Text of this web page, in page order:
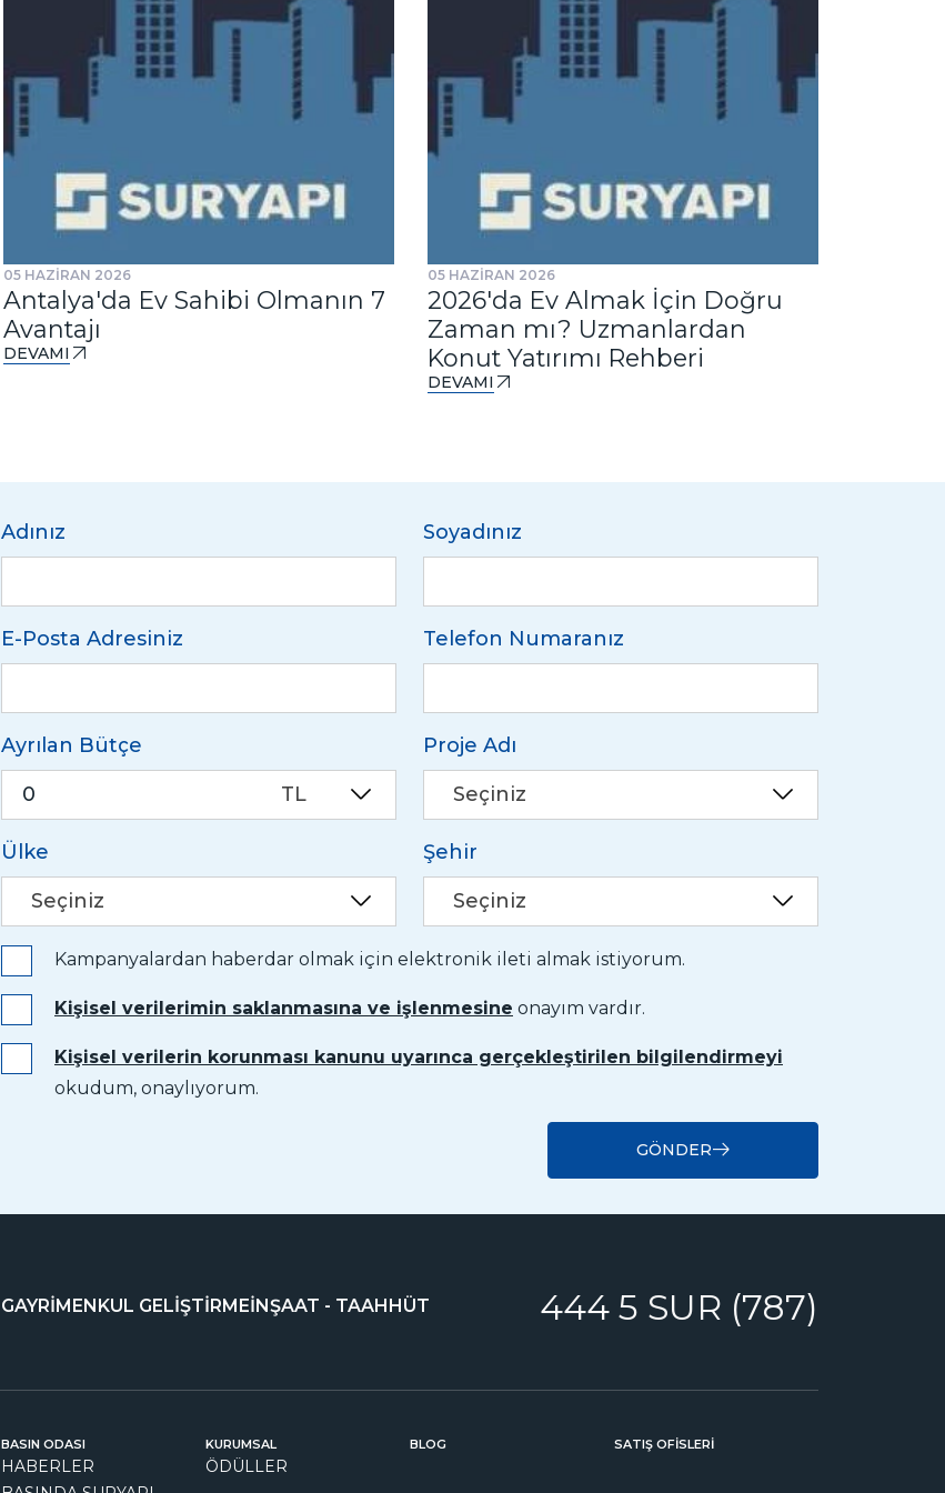
05 HAZİRAN 2026
Antalya'da Ev Sahibi Olmanın 7
Avantajı
DEVAMI
05 HAZİRAN 2026
2026'da Ev Almak İçin Doğru
Zaman mı? Uzmanlardan
Konut Yatırımı Rehberi
DEVAMI
Adınız Soyadınız
E-Posta Adresiniz Telefon Numaranız
Ayrılan Bütçe
TL
Proje Adı
Seçiniz
Ülke
Seçiniz
Şehir
Seçiniz
Kampanyalardan haberdar olmak için elektronik ileti almak istiyorum.
Kişisel verilerimin saklanmasına ve işlenmesine onayım vardır.
Kişisel verilerin korunması kanunu uyarınca gerçekleştirilen bilgilendirmeyi
okudum, onaylıyorum.
GÖNDER
GAYRİMENKUL GELİŞTİRMEİNŞAAT - TAAHHÜT 444 5 SUR (787)
BASIN ODASI
HABERLER
KURUMSAL
ÖDÜLLER
BLOG SATIŞ OFİSLERİ